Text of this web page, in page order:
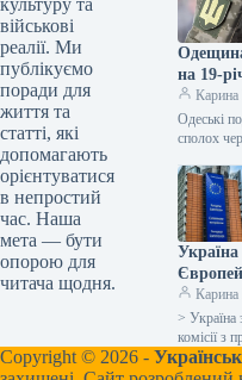
культуру та
військові
реалії. Ми
публікуємо
поради для
життя та
статті, які
допомагають
орієнтуватися
в непростий
час. Наша
мета — бути
опорою для
читача щодня.
на 19-
Одеські
сполох
інциденту
…
Україна
> Україна
комісії з
Copyright © 2026 -